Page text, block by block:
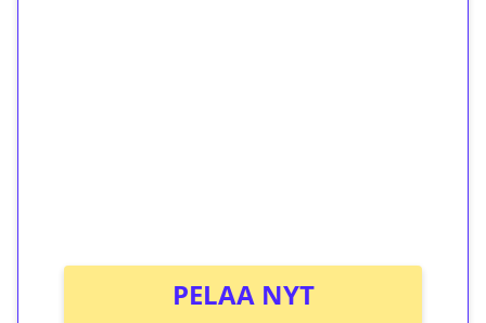
PELAA NYT